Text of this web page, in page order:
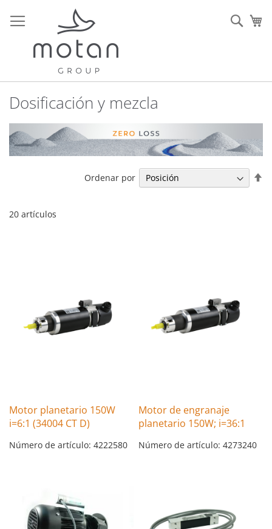
al
contenido
Dosificación y mezcla
20 artículos
Ordenar por
Motor planetario 150W
i=6:1 (34004 CT D)
Número de artículo: 4222580
Motor de engranaje
planetario 150W; i=36:1
Número de artículo: 4273240